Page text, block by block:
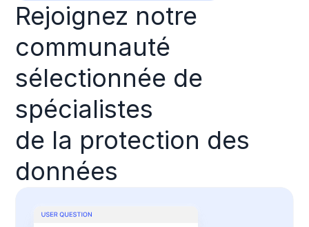
Rejoignez notre
communauté
sélectionnée de
spécialistes
de la protection des
données